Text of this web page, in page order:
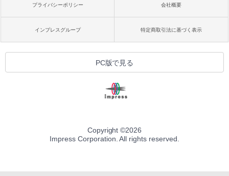
プライバシーポリシー 会社概要
インプレスグループ 特定商取引法に基づく表示
PC版で見る
Copyright ©2026
Impress Corporation. All rights reserved.